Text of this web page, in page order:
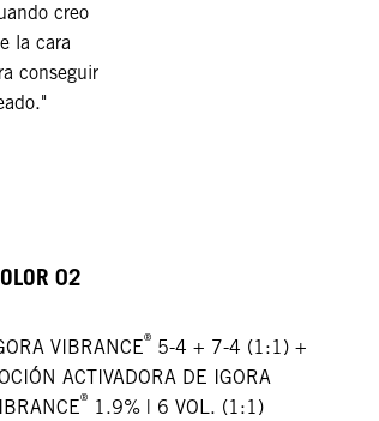
creo
la cara
conseguir
02
VIBRANCE® 5-4 + 7-4 (1:1) +
ACTIVADORA DE IGORA
® 1.9% | 6 VOL. (1:1)